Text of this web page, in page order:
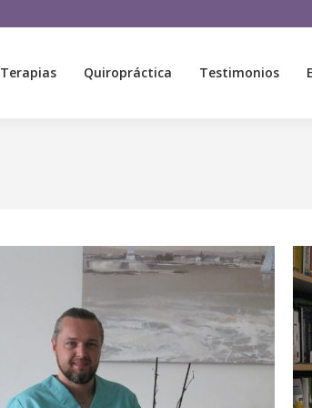
Terapias Quiropráctica Testimonios